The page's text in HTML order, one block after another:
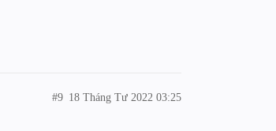
18 Tháng Tư 2022 03:25
#9